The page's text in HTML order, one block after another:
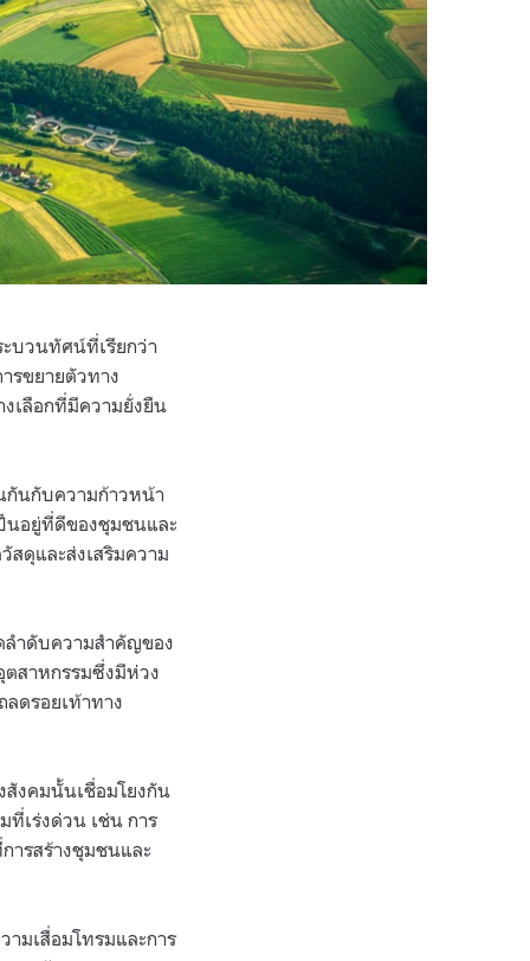
บวนทัศน์ที่เรียกว่า
รขยายตัวทาง
เลือกที่มีความยั่งยืน
กันกับความก้าวหน้า
นอยู่ที่ดีของชุมชนและ
ดุและส่งเสริมความ
ลำดับความสำคัญของ
สาหกรรมซึ่งมีห่วง
ดรอยเท้าทาง
งคมนั้นเชื่อมโยงกัน
ที่เร่งด่วน เช่น การ
ารสร้างชุมชนและ
มเสื่อมโทรมและการ